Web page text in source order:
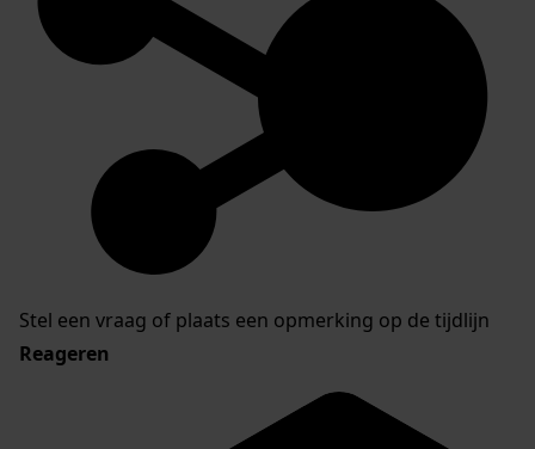
Stel een vraag of plaats een opmerking op de tijdlijn
Reageren